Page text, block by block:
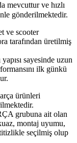
mevcuttur ve hızlı
gönderilmektedir.
ve scooter
tarafından üretilmiş
sayesinde uzun
ilk günkü
ürünleri
grubuna ait olan
montaj uyumu,
seçilmiş olup